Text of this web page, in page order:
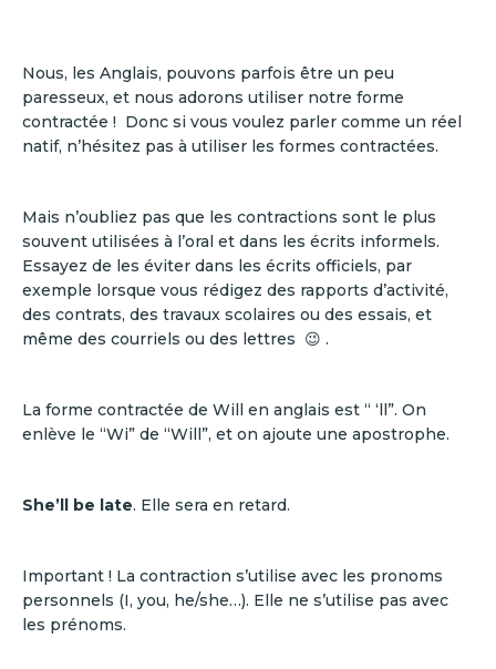
Nous, les Anglais, pouvons parfois être un peu
paresseux, et nous adorons utiliser notre forme
contractée ! Donc si vous voulez parler comme un réel
natif, n’hésitez pas à utiliser les formes contractées.
Mais n’oubliez pas que les contractions sont le plus
souvent utilisées à l’oral et dans les écrits informels.
Essayez de les éviter dans les écrits officiels, par
exemple lorsque vous rédigez des rapports d’activité,
des contrats, des travaux scolaires ou des essais, et
même des courriels ou des lettres 😉 .
La forme contractée de Will en anglais est “ ‘ll”. On
enlève le “Wi” de “Will”, et on ajoute une apostrophe.
She’ll be late. Elle sera en retard.
Important ! La contraction s’utilise avec les pronoms
personnels (I, you, he/she…). Elle ne s’utilise pas avec
les prénoms.